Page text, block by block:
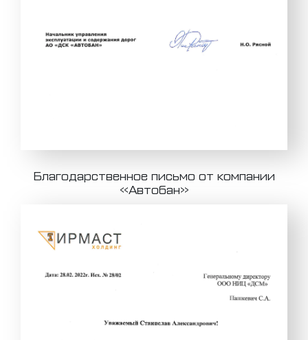
Благодарственное письмо от компании
«Автобан»